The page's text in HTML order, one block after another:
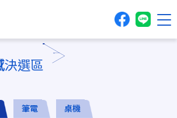
決選區
筆電 桌機